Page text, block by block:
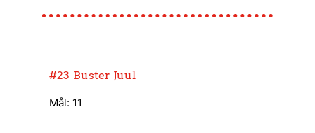
#23 Buster Juul
Mål: 11